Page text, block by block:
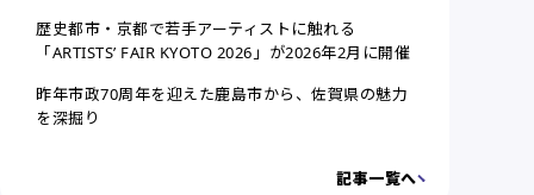
歴史都市・京都で若手アーティストに触れる
「ARTISTS’ FAIR KYOTO 2026」が2026年2月に開催
昨年市政70周年を迎えた鹿島市から、佐賀県の魅力
を深掘り
記事一覧へ